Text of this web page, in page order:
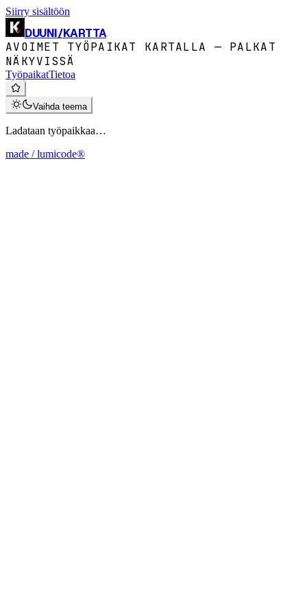
Siirry sisältöön
DUUNI/KARTTA
AVOIMET TYÖPAIKAT KARTALLA — PALKAT
NÄKYVISSÄ
TyöpaikatTietoa
Vaihda teema
Ladataan työpaikkaa…
made / lumicode®